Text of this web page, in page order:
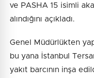
ve PASHA 15 isimli
alındığını açıkladı.
Genel Müdürlükten
bu yana İstanbul
yakıt barcının inşa